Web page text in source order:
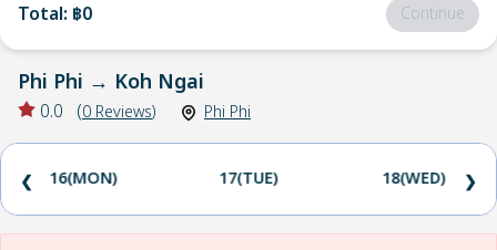
Total: ฿0 Continue
Phi Phi → Koh Ngai
0.0 (0 Reviews) Phi Phi
16(MON) 17(TUE) 18(WED)
❮ ❯